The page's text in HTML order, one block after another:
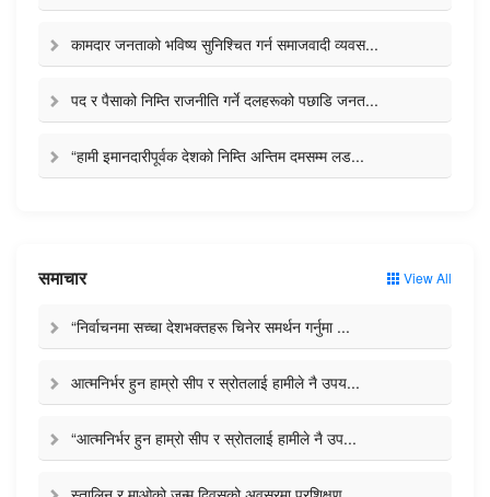
कामदार जनताको भविष्य सुनिश्चित गर्न समाजवादी व्यवस...
पद र पैसाको निम्ति राजनीति गर्ने दलहरूको पछाडि जनत...
“हामी इमानदारीपूर्वक देशको निम्ति अन्तिम दमसम्म लड...
समाचार View All
“निर्वाचनमा सच्चा देशभक्तहरू चिनेर समर्थन गर्नुमा ...
आत्मनिर्भर हुन हाम्रो सीप र स्रोतलाई हामीले नै उपय...
“आत्मनिर्भर हुन हाम्रो सीप र स्रोतलाई हामीले नै उप...